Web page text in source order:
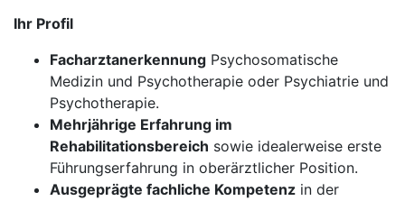
Ihr Profil
Facharztanerkennung Psychosomatische
Medizin und Psychotherapie oder Psychiatrie und
Psychotherapie.
Mehrjährige Erfahrung im
Rehabilitationsbereich sowie idealerweise erste
Führungserfahrung in oberärztlicher Position.
Ausgeprägte fachliche Kompetenz in der